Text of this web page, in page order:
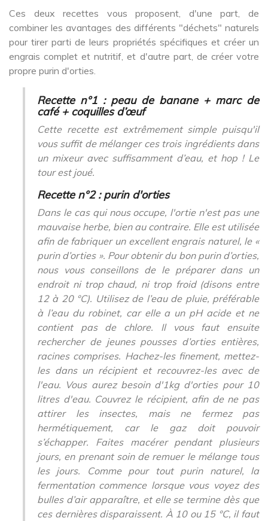
Ces deux recettes vous proposent, d'une part, de
combiner les avantages des différents "déchets" naturels
pour tirer parti de leurs propriétés spécifiques et créer un
engrais complet et nutritif, et d'autre part, de créer votre
propre purin d'orties.
Recette n°1 : peau de banane + marc de
café + coquilles d’œuf
Cette recette est extrêmement simple puisqu'il
vous suffit de mélanger ces trois ingrédients dans
un mixeur avec suffisamment d’eau, et hop ! Le
tour est joué.
Recette n°2 : purin d'orties
Dans le cas qui nous occupe, l'ortie n'est pas une
mauvaise herbe, bien au contraire. Elle est utilisée
afin de fabriquer un excellent engrais naturel, le «
purin d’orties ». Pour obtenir du bon purin d’orties,
nous vous conseillons de le préparer dans un
endroit ni trop chaud, ni trop froid (disons entre
12 à 20 °C). Utilisez de l’eau de pluie, préférable
à l’eau du robinet, car elle a un pH acide et ne
contient pas de chlore. Il vous faut ensuite
rechercher de jeunes pousses d’orties entières,
racines comprises. Hachez-les finement, mettez-
les dans un récipient et recouvrez-les avec de
l'eau. Vous aurez besoin d'1kg d'orties pour 10
litres d'eau. Couvrez le récipient, afin de ne pas
attirer les insectes, mais ne fermez pas
hermétiquement, car le gaz doit pouvoir
s’échapper. Faites macérer pendant plusieurs
jours, en prenant soin de remuer le mélange tous
les jours. Comme pour tout purin naturel, la
fermentation commence lorsque vous voyez des
bulles d’air apparaître, et elle se termine dès que
ces dernières disparaissent. À 10 ou 15 °C, il faut